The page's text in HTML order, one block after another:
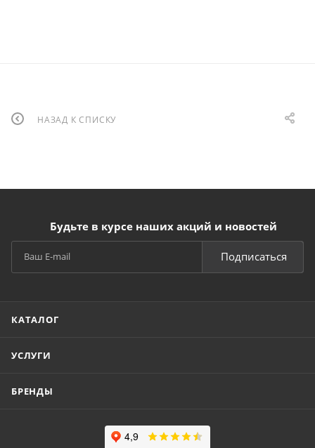
НАЗАД К СПИСКУ
Будьте в курсе наших акций и новостей
Подписаться
КАТАЛОГ
УСЛУГИ
БРЕНДЫ